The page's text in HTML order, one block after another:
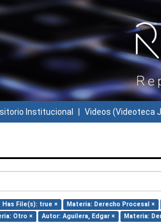
Institucional Videos (Videoteca
Has File(s): true × Materia: Derecho Procesal ×
Otro × Autor: Aguilera, Edgar × Materia: